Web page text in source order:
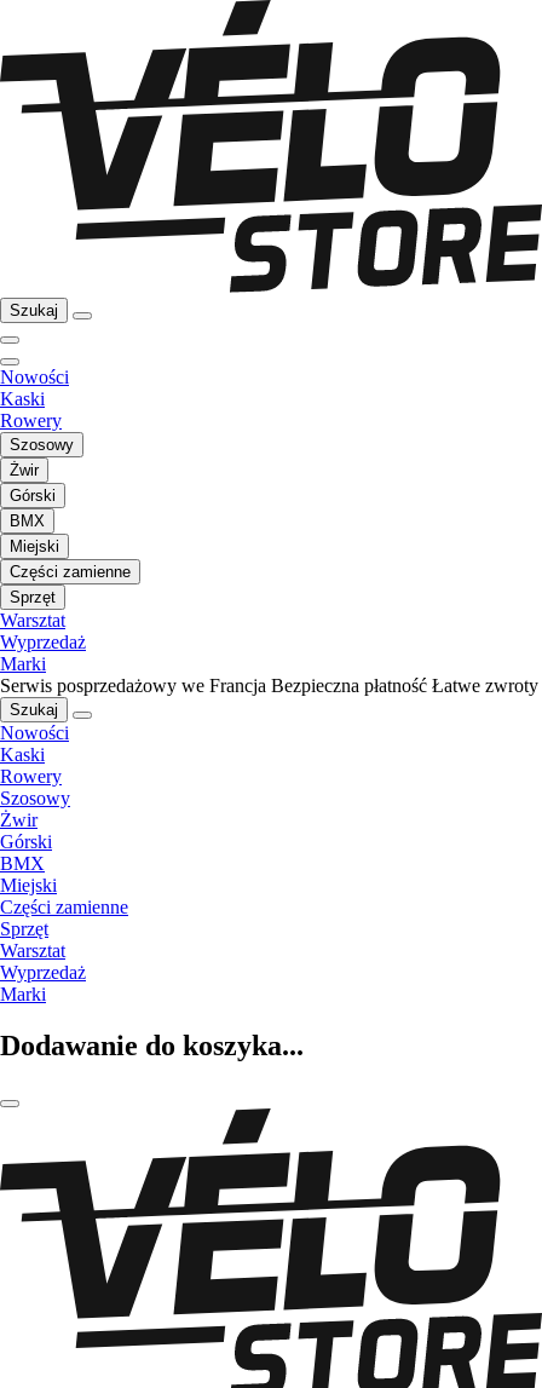
Szukaj
Nowości
Kaski
Rowery
Szosowy
Żwir
Górski
BMX
Miejski
Części zamienne
Sprzęt
Warsztat
Wyprzedaż
Marki
Serwis posprzedażowy we Francja Bezpieczna płatność Łatwe zwroty
Szukaj
Nowości
Kaski
Rowery
Szosowy
Żwir
Górski
BMX
Miejski
Części zamienne
Sprzęt
Warsztat
Wyprzedaż
Marki
Dodawanie do koszyka...